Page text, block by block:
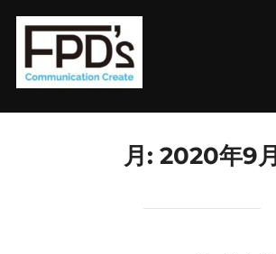
ツ
月: 2020年9月